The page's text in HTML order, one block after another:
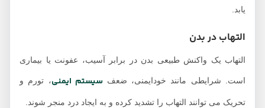
التهاب در بدن
التهاب یک واکنش طبیعی بدن در برابر آسیب، عفونت یا بیماری
است. شرایطی مانند خودایمنی، ضعفسیستم ایمنی، تورم و
تحریک می ‌توانند التهاب را تشدید کرده و به ایجاد درد منجر شوند.